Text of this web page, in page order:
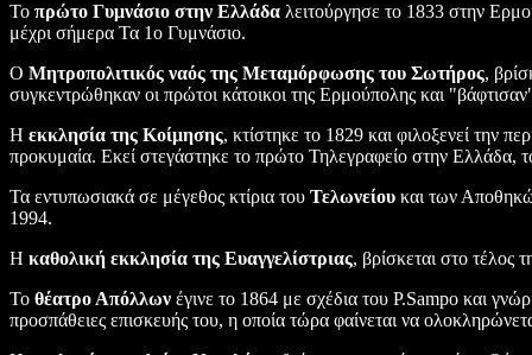
Το πρώτο Γυμνάσιο στην Ελλάδα λειτούργησε το 1833 στην
μέχρι σήμερα Τα 1ο Γυμνάσιο.
Ο Μητροπολιτικός ναός της Μεταμόρφωσης του Σωτήρος,
συγκεντρώθηκαν οι πρώτοι κάτοικοι της Ερμούπολης και
Η εκκλησία της Κοίμησης, κτίστηκε το 1829 και φιλοξενεί την
προκυμαία. Εκεί στεγάστηκε το πρώτο Τηλεγραφείο στην Ελλάδα,
Τα εντυπωσιακά σε μέγεθος κτίρια του Τελωνείου και των
1994.
Η καθολική εκκλησία της Ευαγγελίστριας, βρίσκεται στο τέλος
Το θέατρο Απόλλων έγινε το 1864 με σχέδια του P.Sampo και
προσπάθειες επισκευής του, η οποία τώρα φαίνεται να